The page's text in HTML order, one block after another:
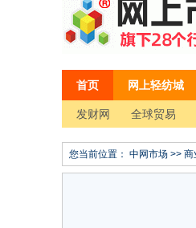
首页 网上轻纺城
发财网 全球贸易
您当前位置： 中网市场 >> 商